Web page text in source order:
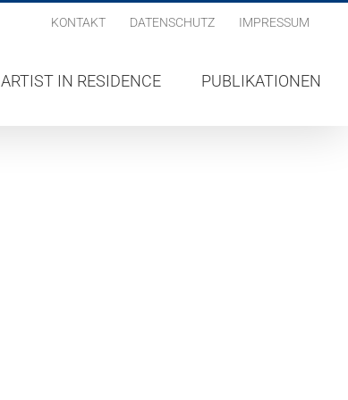
KONTAKT DATENSCHUTZ IMPRESSUM
ARTIST IN RESIDENCE PUBLIKATIONEN